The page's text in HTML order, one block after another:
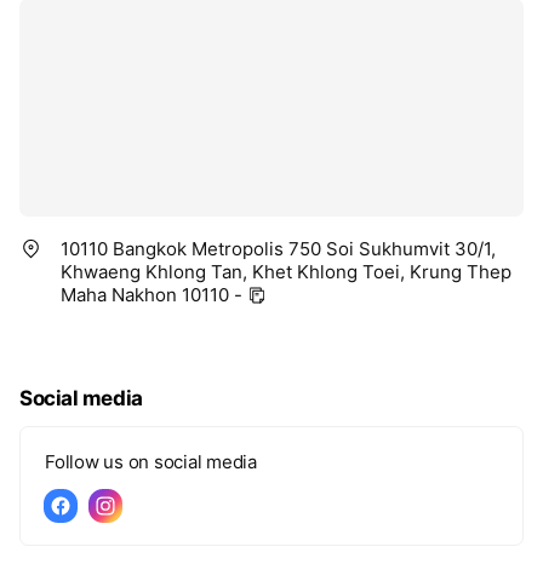
10110 Bangkok Metropolis 750 Soi Sukhumvit 30/1,
Khwaeng Khlong Tan, Khet Khlong Toei, Krung Thep
Maha Nakhon 10110 -
Social media
Follow us on social media